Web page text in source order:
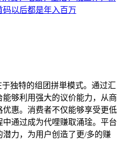
独特的组团拼単模式。通过汇
够利用强大的议价能力，从商
惠。消费者不仅能够享受更低
通过成为代哩赚取涌琻。平台
力，为用户创造了更/多的赚